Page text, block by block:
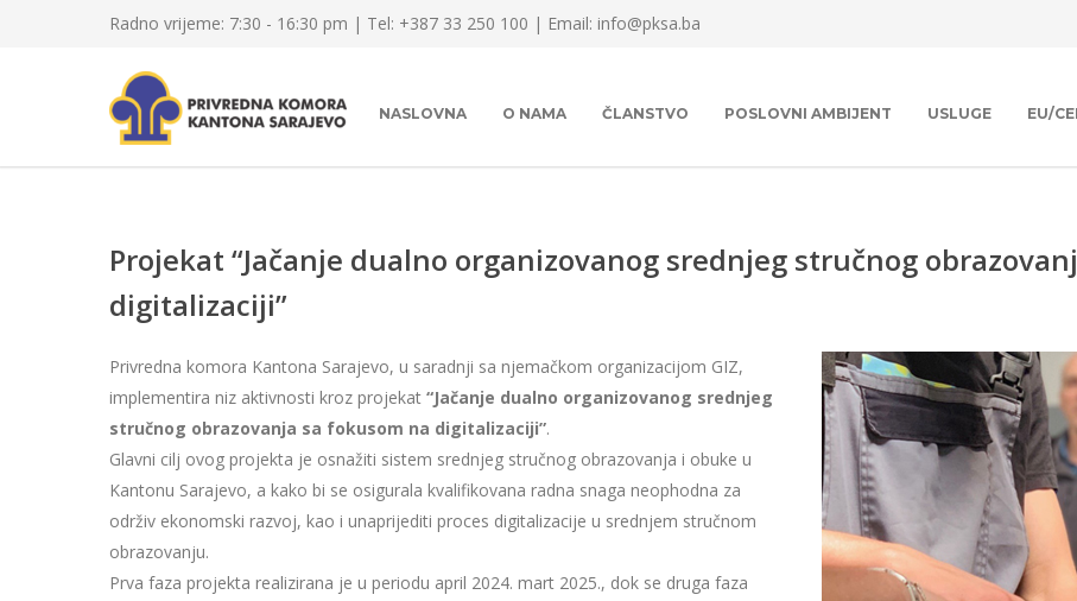
Radno vrijeme: 7:30 - 16:30 pm | Tel: +387 33 250 100 | Email: info@pksa.ba
NASLOVNA O NAMA ČLANSTVO POSLOVNI AMBIJENT USLUGE EU/
Projekat “Jačanje dualno organizovanog srednjeg stručnog
digitalizaciji”
Privredna komora Kantona Sarajevo, u saradnji sa njemačkom organizacijom GIZ,
implementira niz aktivnosti kroz projekat “Jačanje dualno organizovanog srednjeg
stručnog obrazovanja sa fokusom na digitalizaciji”.
Glavni cilj ovog projekta je osnažiti sistem srednjeg stručnog obrazovanja i obuke u
Kantonu Sarajevo, a kako bi se osigurala kvalifikovana radna snaga neophodna za
održiv ekonomski razvoj, kao i unaprijediti proces digitalizacije u srednjem stručnom
obrazovanju.
Prva faza projekta realizirana je u periodu april 2024. mart 2025., dok se druga faza